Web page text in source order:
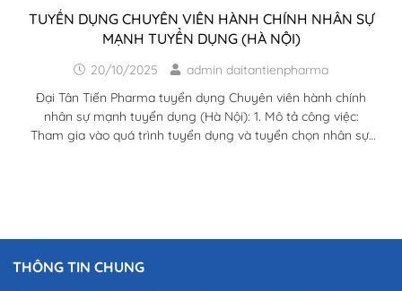
TUYỂN DỤNG CHUYÊN VIÊN HÀNH CHÍNH NHÂN SỰ
MẠNH TUYỂN DỤNG (HÀ NỘI)
20/10/2025
admin daitantienpharma
Đại Tân Tiến Pharma tuyển dụng Chuyên viên hành chính
nhân sự mạnh tuyển dụng (Hà Nội): 1. Mô tả công việc:
Tham gia vào quá trình tuyển dụng và tuyển chọn nhân sự.
THÔNG TIN CHUNG